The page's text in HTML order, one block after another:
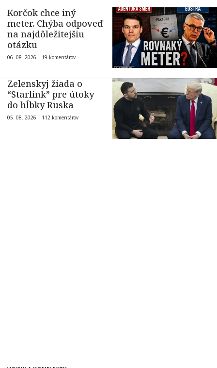
Korčok chce iný
meter. Chýba odpoveď
na najdôležitejšiu
otázku
06. 08. 2026 | 19 komentárov
Zelenskyj žiada o
“Starlink” pre útoky
do hĺbky Ruska
05. 08. 2026 | 112 komentárov